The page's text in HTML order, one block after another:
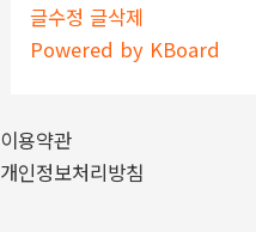
글수정 글삭제
Powered by KBoard
이용약관
개인정보처리방침